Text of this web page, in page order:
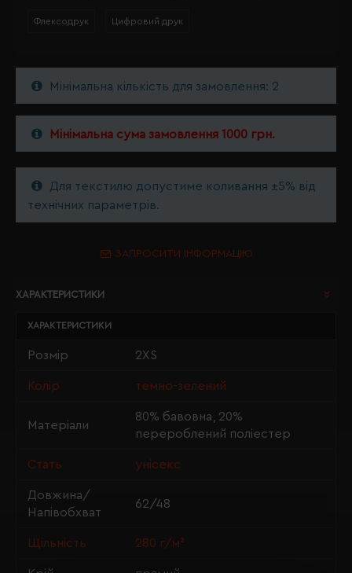
Флексодрук Цифровий друк
Мінімальна кількість для замовлення: 2
Мінімальна сума замовлення 1000 грн.
Для текстилю допустиме коливання ±5% від
технічних параметрів.
ЗАПРОСИТИ ІНФОРМАЦІЮ
ХАРАКТЕРИСТИКИ
ХАРАКТЕРИСТИКИ
Розмір 2XS
Колір темно-зелений
Матеріали
80% бавовна, 20%
перероблений поліестер
Стать унісекс
Довжина/
Напівобхват
62/48
Щільність 280 г/м²